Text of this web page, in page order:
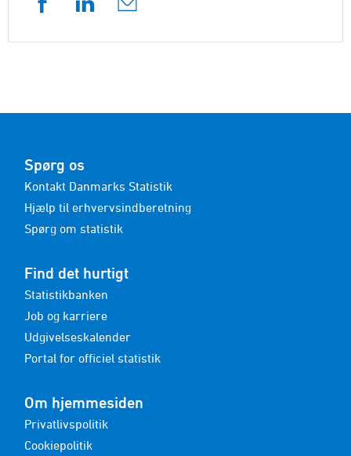
Spørg os
Kontakt Danmarks Statistik
Hjælp til erhvervsindberetning
Spørg om statistik
Find det hurtigt
Statistikbanken
Job og karriere
Udgivelseskalender
Portal for officiel statistik
Om hjemmesiden
Privatlivspolitik
Cookiepolitik